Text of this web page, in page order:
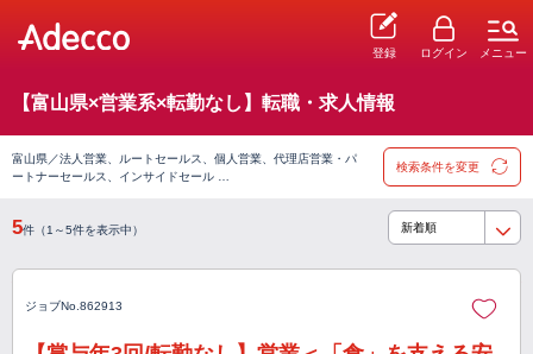
登録 ログイン メニュー
【富山県×営業系×転勤なし】転職・求人情報
富山県／法人営業、ルートセールス、個人営業、代理店営業・パ
ートナーセールス、インサイドセール …
検索条件を変更
5件（1～5件を表示中）
ジョブNo.862913